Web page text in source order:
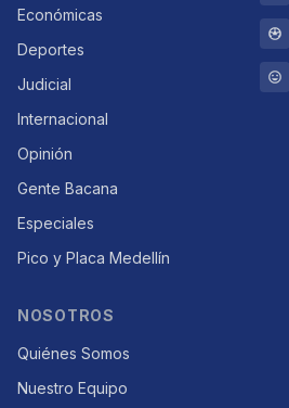
Económicas
Deportes
Judicial
Internacional
Opinión
Gente Bacana
Especiales
Pico y Placa Medellín
NOSOTROS
Quiénes Somos
Nuestro Equipo